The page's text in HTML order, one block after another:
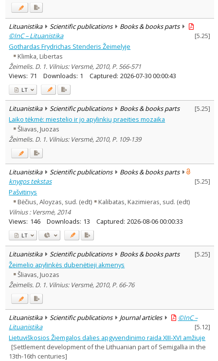
Lituanistika Scientific publications
Books & books parts
©InC – Lituanistika
[5.25]
Gothardas Frydrichas Stenderis Žeimelyje
Klimka, Libertas
Žeimelis. D. 1. Vilnius: Versmė, 2010, P. 566-571
Views: 71 Downloads: 1 Captured: 2026-07-30 00:00:43
LT
Lituanistika Scientific publications Books & books parts [5.25]
Laiko tėkmė: miestelio ir jo apylinkių praeities mozaika
Šliavas, Juozas
Žeimelis. D. 1. Vilnius: Versmė, 2010, P. 109-139
Lituanistika Scientific publications
Books & books parts
knygos tekstas
[5.25]
Pašvitinys
Bėčius, Aloyzas, sud. (edt)
Kalibatas, Kazimieras, sud. (edt)
Vilnius : Versmė, 2014
Views: 146 Downloads: 13 Captured: 2026-08-06 00:00:33
LT
Lituanistika Scientific publications Books & books parts [5.25]
Žeimelio apylinkės dubenėtieji akmenys
Šliavas, Juozas
Žeimelis. D. 1. Vilnius: Versmė, 2010, P. 66-76
Lituanistika Scientific publications Journal articles
©InC –
Lituanistika
[5.12]
Lietuviškosios Žiemgalos dalies apgyvendinimo raida XIII-XVI amžiuje
[Settlement development of the Lithuanian part of Semigallia in the
13th-16th centuries]